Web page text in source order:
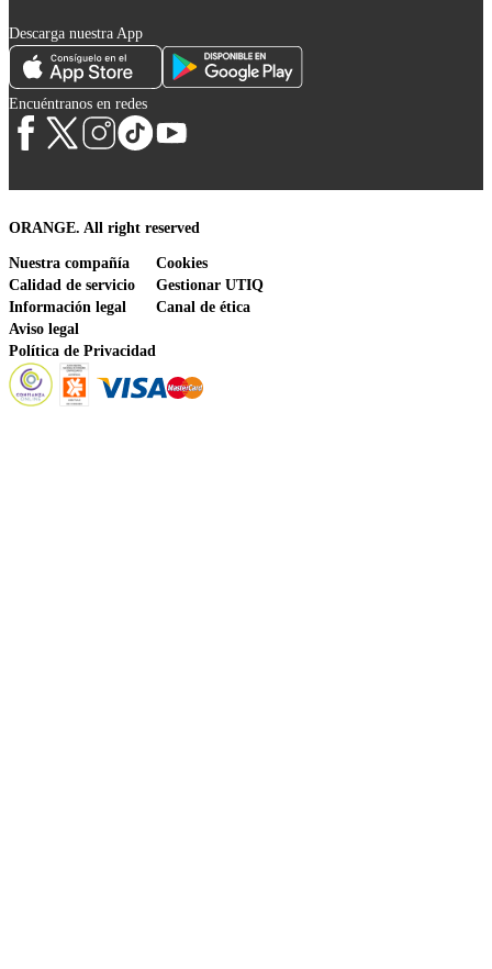
Descarga nuestra App
Encuéntranos en redes
ORANGE. All right reserved
Nuestra compañía
Calidad de servicio
Información legal
Aviso legal
Política de Privacidad
Cookies
Gestionar UTIQ
Canal de ética